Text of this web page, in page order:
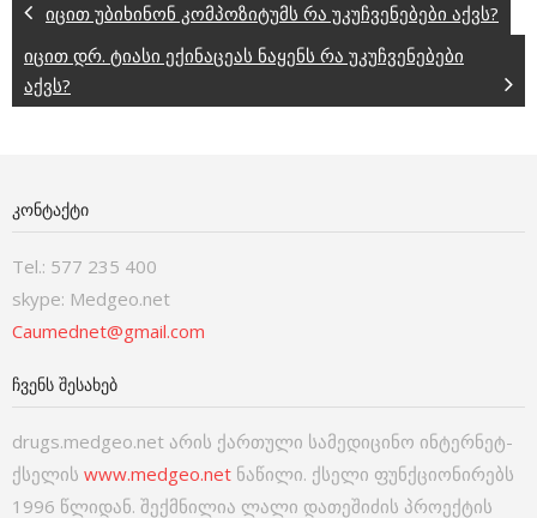
იცით უბიხინონ კომპოზიტუმს რა უკუჩვენებები აქვს?
იცით დრ. ტიასი ექინაცეას ნაყენს რა უკუჩვენებები
აქვს?
ᲙᲝᲜᲢᲐᲥᲢᲘ
Tel.: 577 235 400
skype: Medgeo.net
Caumednet@gmail.com
ᲩᲕᲔᲜᲡ ᲨᲔᲡᲐᲮᲔᲑ
drugs.medgeo.net არის ქართული სამედიცინო ინტერნეტ-
ქსელის www.medgeo.net ნაწილი. ქსელი ფუნქციონირებს
1996 წლიდან. შექმნილია ლალი დათეშიძის პროექტის